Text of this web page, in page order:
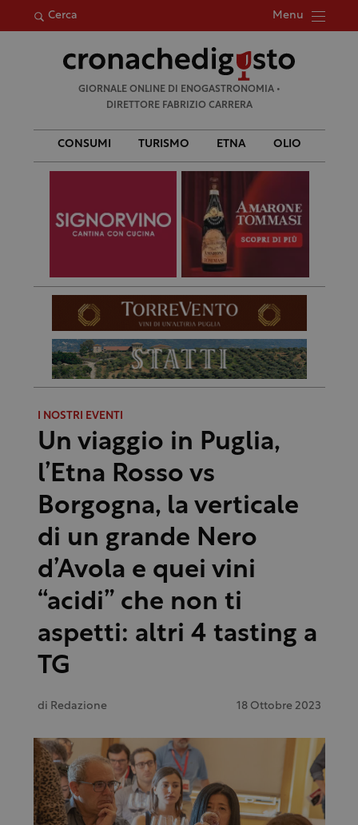
Cerca Menu
per:
GIORNALE ONLINE DI ENOGASTRONOMIA •
DIRETTORE FABRIZIO CARRERA
CONSUMI TURISMO ETNA OLIO
I NOSTRI EVENTI
Un viaggio in Puglia,
l’Etna Rosso vs
Borgogna, la verticale
di un grande Nero
d’Avola e quei vini
“acidi” che non ti
aspetti: altri 4 tasting a
TG
di Redazione 18 Ottobre 2023